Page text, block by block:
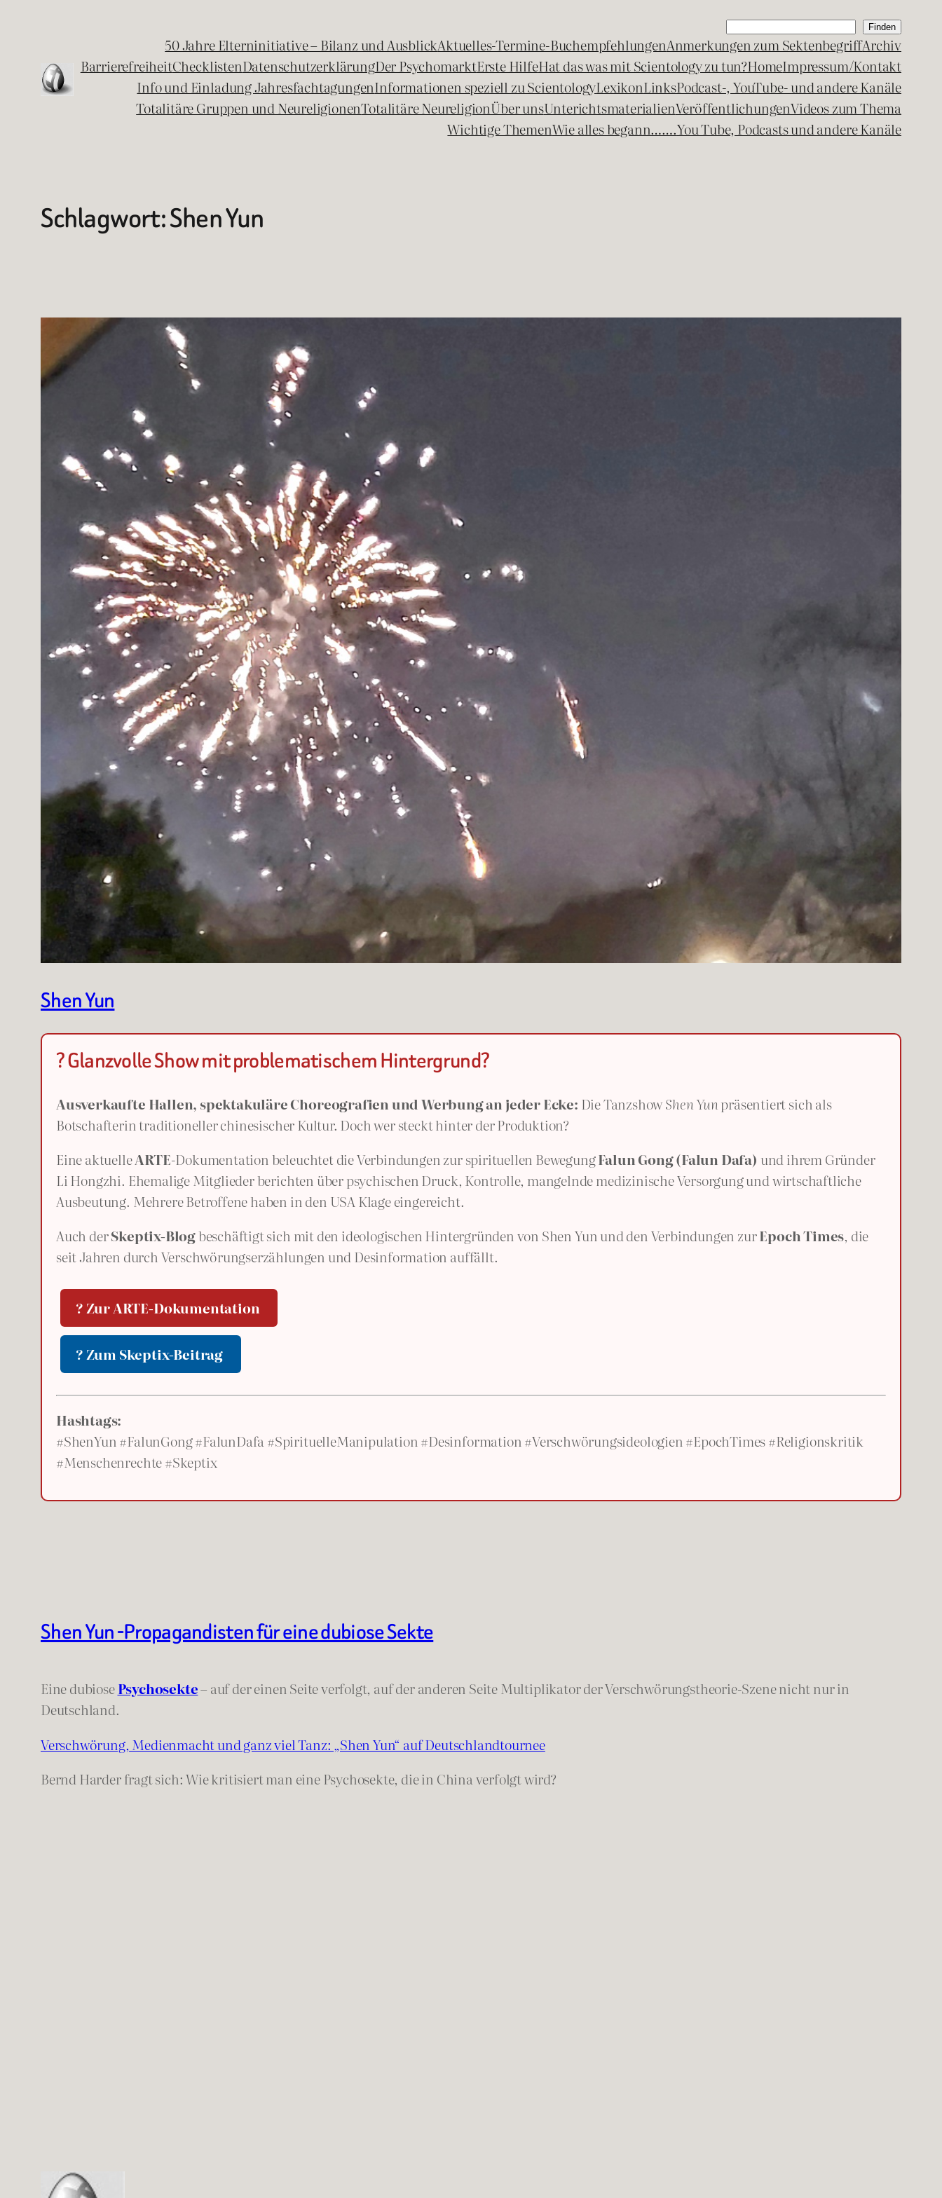
Suchen Finden
50 Jahre Elterninitiative – Bilanz und AusblickAktuelles-Termine-BuchempfehlungenAnmerkungen zum SektenbegriffArchiv
BarrierefreiheitChecklistenDatenschutzerklärungDer PsychomarktErste HilfeHat das was mit Scientology zu tun?HomeImpressum/Kontakt
Info und Einladung JahresfachtagungenInformationen speziell zu ScientologyLexikonLinksPodcast-, YouTube- und andere Kanäle
Totalitäre Gruppen und NeureligionenTotalitäre NeureligionÜber unsUnterichtsmaterialienVeröffentlichungenVideos zum Thema
Wichtige ThemenWie alles begann…….You Tube, Podcasts und andere Kanäle
Schlagwort:Shen Yun
Shen Yun
? Glanzvolle Show mit problematischem Hintergrund?
Ausverkaufte Hallen, spektakuläre Choreografien und Werbung an jeder Ecke: Die TanzshowShen Yun präsentiert sich als
Botschafterin traditioneller chinesischer Kultur. Doch wer steckt hinter der Produktion?
Eine aktuelleARTE-Dokumentation beleuchtet die Verbindungen zur spirituellen BewegungFalun Gong (Falun Dafa) und ihrem Gründer
Li Hongzhi. Ehemalige Mitglieder berichten über psychischen Druck, Kontrolle, mangelnde medizinische Versorgung und wirtschaftliche
Ausbeutung. Mehrere Betroffene haben in den USA Klage eingereicht.
Auch derSkeptix-Blogbeschäftigt sich mit den ideologischen Hintergründen von Shen Yun und den Verbindungen zurEpoch Times, die
seit Jahren durch Verschwörungserzählungen und Desinformation auffällt.
? Zur ARTE-Dokumentation
? Zum Skeptix-Beitrag
Hashtags:
#ShenYun #FalunGong #FalunDafa #SpirituelleManipulation #Desinformation #Verschwörungsideologien #EpochTimes #Religionskritik
#Menschenrechte #Skeptix
Shen Yun -Propagandisten für eine dubiose Sekte
Eine dubiosePsychosekte– auf der einen Seite verfolgt, auf der anderen Seite Multiplikator der Verschwörungstheorie-Szene nicht nur in
Deutschland.
Verschwörung, Medienmacht und ganz viel Tanz: „Shen Yun“ auf Deutschlandtournee
Bernd Harder fragt sich: Wie kritisiert man eine Psychosekte, die in China verfolgt wird?